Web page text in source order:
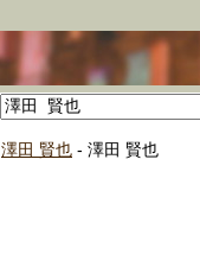
澤田 賢也 - 澤田 賢也